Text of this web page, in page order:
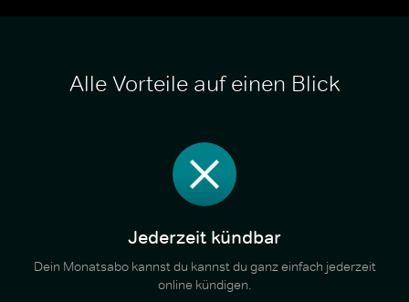
Alle Vorteile auf einen Blick
Jederzeit kündbar
Dein Monatsabo kannst du kannst du ganz einfach jederzeit
online kündigen.